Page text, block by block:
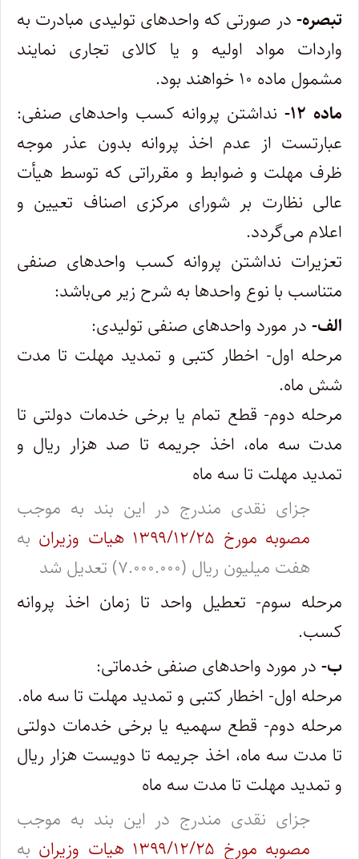
تبصره- در صورتی که واحدهای تولیدی مبادرت به
واردات مواد اولیه و یا کالای تجاری نمایند
مشمول ماده ۱۰ خواهند بود.
ماده ۱۲-
نداشتن پروانه کسب واحدهای صنفی:
عبارتست از عدم اخذ پروانه بدون عذر موجه
ظرف مهلت و ضوابط و مقرراتی که توسط‌ هیأت
عالی نظارت بر شورای مرکزی اصناف تعیین و
اعلام می‌گردد.
تعزیرات نداشتن پروانه کسب واحدهای صنفی
متناسب با نوع واحدها به شرح زیر می‌باشد:
الف- در مورد واحدهای صنفی تولیدی:
مرحله اول- اخطار کتبی و تمدید مهلت تا مدت
شش ماه.
مرحله دوم- قطع تمام یا برخی خدمات دولتی تا
مدت سه ماه، اخذ جریمه تا صد هزار ریال و
تمدید مهلت تا سه ماه
جزای نقدی مندرج در این بند به موجب
مصوبه مورخ ۱۳۹۹/۱۲/۲۵ هیات وزیران
به
هفت میلیون ریال (۷.۰۰۰.۰۰۰) تعدیل شد
مرحله سوم- تعطیل واحد تا زمان اخذ پروانه
کسب.
ب- در مورد واحدهای صنفی خدماتی:
مرحله اول- اخطار کتبی و تمدید مهلت تا سه ماه.
مرحله دوم- قطع سهمیه یا برخی خدمات دولتی
تا مدت سه ماه، اخذ جریمه تا دویست هزار ریال
و تمدید مهلت تا مدت سه ماه
جزای نقدی مندرج در این بند به موجب
مصوبه مورخ ۱۳۹۹/۱۲/۲۵ هیات وزیران
به